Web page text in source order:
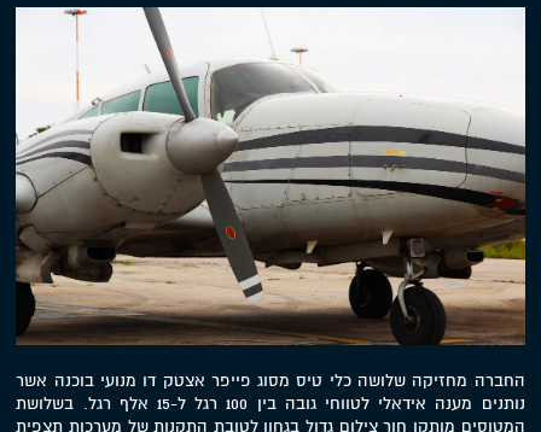
החברה מחזיקה שלושה כלי טיס מסוג פייפר אצטק דו מנועי בוכנה אשר
נותנים מענה אידאלי לטווחי גובה בין 100 רגל ל-15 אלף רגל. בשלושת
המטוסים מותקן חור צילום גדול בגחון לטובת התקנות של מערכות תצפית